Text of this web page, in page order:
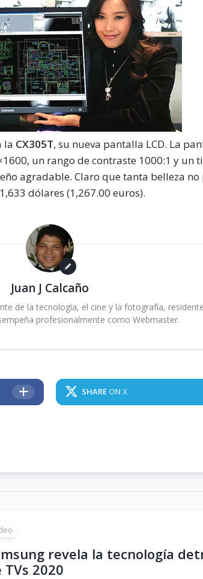
la CX305T, su nueva pantalla LCD. La
un rango de contraste 1000:1 y un
agradable. Claro que tanta belleza
dólares (1,267.00 euros).
Juan J Calcaño
de la tecnología, el cine y la fotografía,
profesionalmente como Webmaster.
SHARE ON X
revela la tecnología
TVs 2020